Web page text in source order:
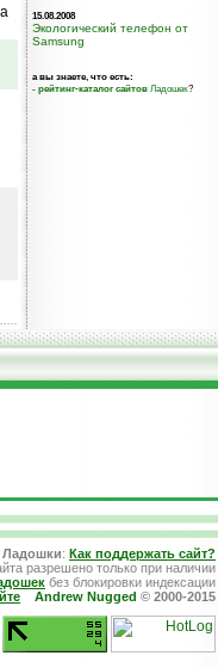
15.08.2008
Экологический телефон от
Samsung
а вы знаете, что есть:
- рейтинг-каталог сайтов Ладошек?
Ладошки: Как поддержать сайт?
разрешено только при наличии
без блокировки индексации
Andrew Nugged © 2000-2015